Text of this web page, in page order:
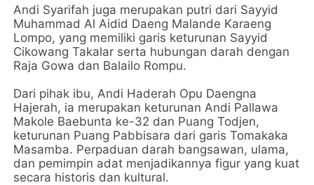
Andi Syarifah juga merupakan putri dari Sayyid
Muhammad Al Aidid Daeng Malande Karaeng
Lompo, yang memiliki garis keturunan Sayyid
Cikowang Takalar serta hubungan darah dengan
Raja Gowa dan Balailo Rompu.
Dari pihak ibu, Andi Haderah Opu Daengna
Hajerah, ia merupakan keturunan Andi Pallawa
Makole Baebunta ke-32 dan Puang Todjen,
keturunan Puang Pabbisara dari garis Tomakaka
Masamba. Perpaduan darah bangsawan, ulama,
dan pemimpin adat menjadikannya figur yang kuat
secara historis dan kultural.